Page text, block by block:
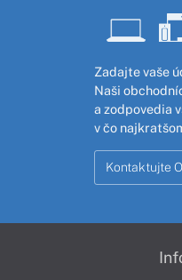
Zadajte vaše
Naši
a zodpovedia
v čo
Kontaktujte